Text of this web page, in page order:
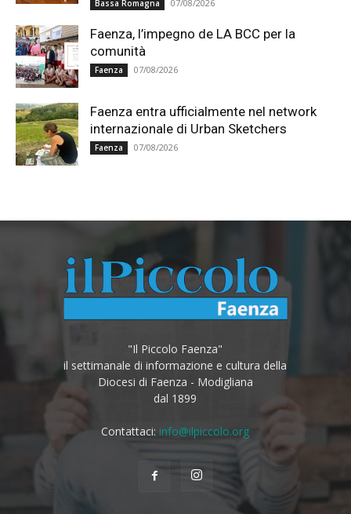
Bassa Romagna 07/08/2026
Faenza, l’impegno de LA BCC per la
comunità
Faenza 07/08/2026
Faenza entra ufficialmente nel network
internazionale di Urban Sketchers
Faenza 07/08/2026
"Il Piccolo Faenza"
il settimanale di informazione e cultura della
Diocesi di Faenza - Modigliana
dal 1899
Contattaci: info@ilpiccolo.org